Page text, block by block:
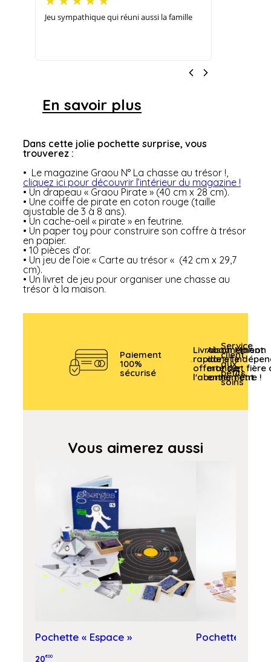
Jeu sympathique qui réuni aussi la famille
En savoir plus
Dans cette jolie pochette surprise, vous
trouverez :
• Le magazine Graou N° La chasse au trésor !,
cliquez ici pour découvrir l’intérieur du magazine !
• Un drapeau « Graou Pirate » (40 cm x 28 cm).
• Une coiffe de pirate en coton rouge (taille
ajustable de 3 à 8 ans).
• Un cache-oeil « pirate » en feutrine.
• Un paper toy pour construire son coffre à trésor
en papier.
• 10 pièces d’or.
• Un jeu de l’oie « Carte au trésor « (42 cm x 29,7
cm).
• Un livret de jeu pour organiser une chasse au
trésor à la maison.
Paiement
100%
sécurisé
Livraison
rapide et
offerte sur
l'abonnement
Abonnement
dans le
monde
entier
Service
client
aux
petits
soins
Maison
et fière
l'être !
Vous aimerez aussi
Pochette « Espace »
20€00
Pochette «